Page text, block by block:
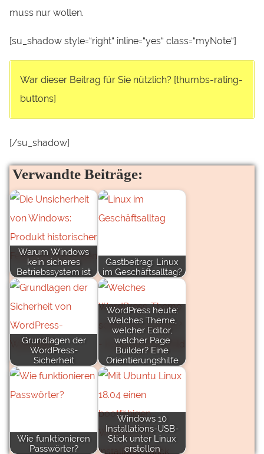
muss nur wollen.
[su_shadow style=“right“ inline=“yes“ class=“myNote“]
War dieser Beitrag für Sie nützlich? [thumbs-rating-
buttons]
[/su_shadow]
Verwandte Beiträge:
Warum Windows
kein sicheres
Betriebssystem ist
Gastbeitrag: Linux
im Geschäftsalltag?
Grundlagen der
WordPress-
Sicherheit
WordPress heute:
Welches Theme,
welcher Editor,
welcher Page
Builder? Eine
Orientierungshilfe
Wie funktionieren
Passwörter?
Windows 10
Installations-USB-
Stick unter Linux
erstellen